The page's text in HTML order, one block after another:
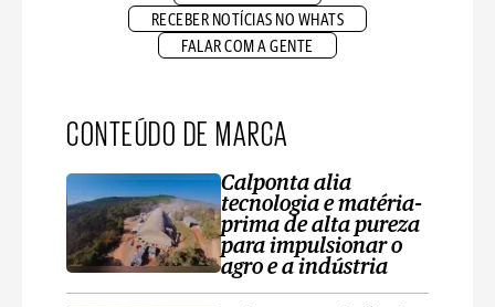
RECEBER NOTÍCIAS NO WHATS
FALAR COM A GENTE
CONTEÚDO DE MARCA
Calponta alia
tecnologia e matéria-
prima de alta pureza
para impulsionar o
agro e a indústria